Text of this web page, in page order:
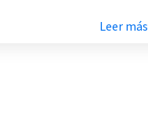
Leer más